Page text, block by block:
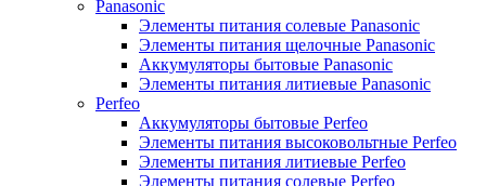
Panasonic
Элементы питания солевые Panasonic
Элементы питания щелочные Panasonic
Аккумуляторы бытовые Panasonic
Элементы питания литиевые Panasonic
Perfeo
Аккумуляторы бытовые Perfeo
Элементы питания высоковольтные Perfeo
Элементы питания литиевые Perfeo
Элементы питания солевые Perfeo